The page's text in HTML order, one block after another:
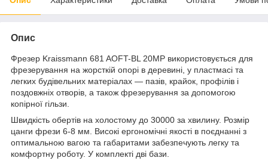
Опис
Фрезер Kraissmann 681 AOFT-BL 20MP використовується для
фрезерування на жорсткій опорі в деревині, у пластмасі та
легких будівельних матеріалах — пазів, крайок, профілів і
поздовжніх отворів, а також фрезерування за допомогою
копірної гільзи.
Швидкість обертів на холостому до 30000 за хвилину. Розмір
цанги фрези 6-8 мм. Високі ергономічні якості в поєднанні з
оптимальною вагою та габаритами забезпечують легку та
комфортну роботу. У комплекті дві бази.